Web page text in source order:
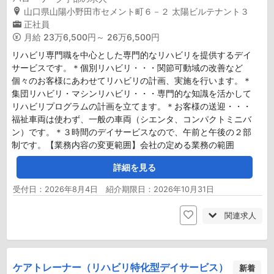
山口県山陽小野田市セメント町６－２ 太陽ビルテナント３
正社員
月給 23万6,500円～ 26万6,500円
リハビリ専門職を中心とした専門的なリハビリを提供するデイ
サービスです。＊個別リハビリ・・・関節可動域の改善など
個々のお客様にあわせてリハビリの計画、実施を行います。＊
集団リハビリ・マシンリハビリ・・・専門的な知識を活かして
リハビリプログラムの計画を立てます。＊お客様の送迎・・・
福祉車両は使わず、一般の車両（シエンタ、コンパクトミニバ
ン）です。＊３時間のデイサービスなので、午前と午後の２部
制です。【業務内容の変更範囲】会社の定める業務の範囲
詳細を見る
受付日：2026年8月4日 紹介期限日：2026年10月31日
関連求人
ケアトレーナー（リハビリ特化型デイサービス） 新着